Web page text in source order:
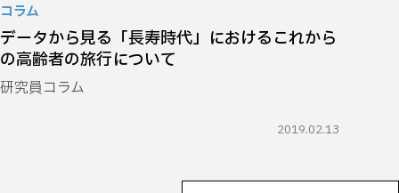
コラム
データから見る「長寿時代」におけるこれから
の高齢者の旅行について
研究員コラム
2019.02.13